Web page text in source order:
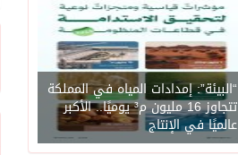
“البيئة”: إمدادات المياه في المملكة
تتجاوز 16 مليون م³ يوميًا.. الأكبر
عالميًا في الإنتاج